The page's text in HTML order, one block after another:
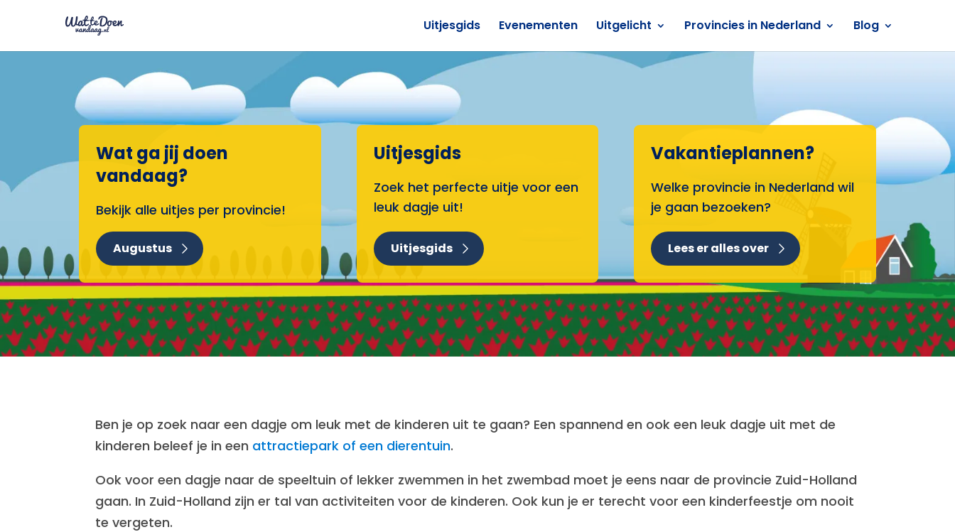
Uitjesgids Evenementen Uitgelicht Provincies in Nederland Blog
Wat ga jij doen
vandaag?
Bekijk alle uitjes per provincie!
Augustus
Uitjesgids
Zoek het perfecte uitje voor een
leuk dagje uit!
Uitjesgids
Vakantieplannen?
Welke provincie in Nederland wil
je gaan bezoeken?
Lees er alles over
Ben je op zoek naar een dagje om leuk met de kinderen uit te gaan? Een spannend en ook een leuk dagje uit met de
kinderen beleef je in een attractiepark of een dierentuin.
Ook voor een dagje naar de speeltuin of lekker zwemmen in het zwembad moet je eens naar de provincie Zuid-Holland
gaan. In Zuid-Holland zijn er tal van activiteiten voor de kinderen. Ook kun je er terecht voor een kinderfeestje om nooit
te vergeten.